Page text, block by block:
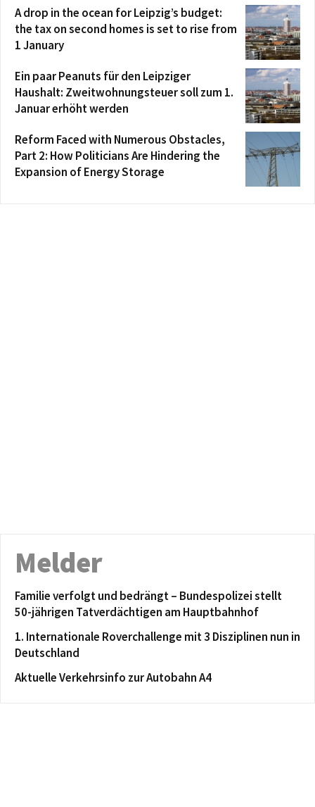
A drop in the ocean for Leipzig’s budget:
the tax on second homes is set to rise from
1 January
Ein paar Peanuts für den Leipziger
Haushalt: Zweitwohnungsteuer soll zum 1.
Januar erhöht werden
Reform Faced with Numerous Obstacles,
Part 2: How Politicians Are Hindering the
Expansion of Energy Storage
Melder
Familie verfolgt und bedrängt – Bundespolizei stellt
50-jährigen Tatverdächtigen am Hauptbahnhof
1. Internationale Roverchallenge mit 3 Disziplinen nun in
Deutschland
Aktuelle Verkehrsinfo zur Autobahn A4